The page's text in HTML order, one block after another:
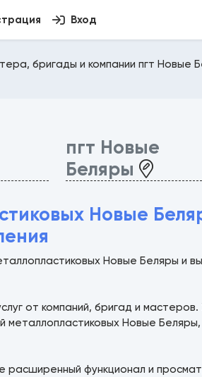
Вход
бригады и компании пгт Новые
пгт Новые
Беляры
Новые
Новые Беляры и
от компаний, бригад и
Новые
расширенный функционал и